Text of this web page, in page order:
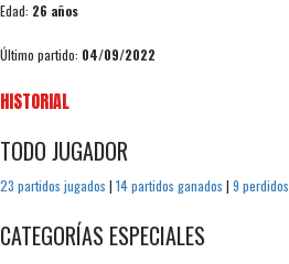
Edad: 26 años
Último partido: 04/09/2022
HISTORIAL
TODO JUGADOR
23 partidos jugados | 14 partidos ganados | 9 perdidos
CATEGORÍAS ESPECIALES